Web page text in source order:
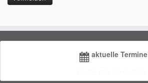
aktuelle Termine